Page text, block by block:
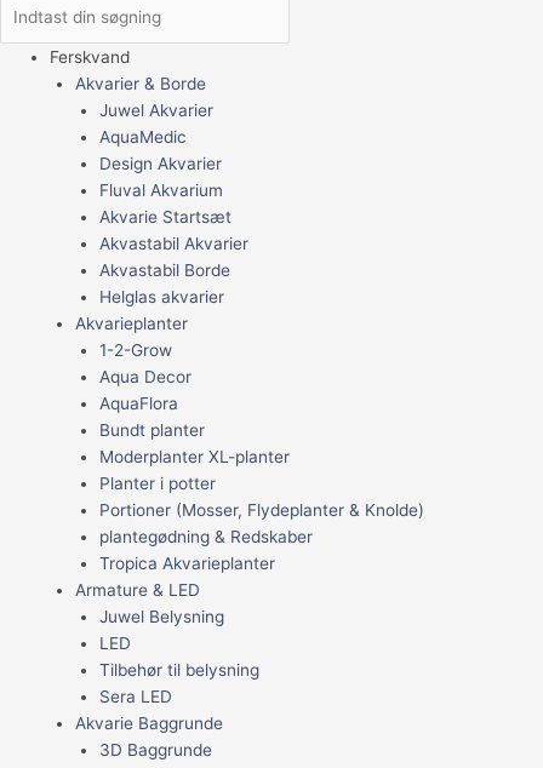
Ferskvand
Akvarier & Borde
Juwel Akvarier
AquaMedic
Design Akvarier
Fluval Akvarium
Akvarie Startsæt
Akvastabil Akvarier
Akvastabil Borde
Helglas akvarier
Akvarieplanter
1-2-Grow
Aqua Decor
AquaFlora
Bundt planter
Moderplanter XL-planter
Planter i potter
Portioner (Mosser, Flydeplanter & Knolde)
plantegødning & Redskaber
Tropica Akvarieplanter
Armature & LED
Juwel Belysning
LED
Tilbehør til belysning
Sera LED
Akvarie Baggrunde
3D Baggrunde